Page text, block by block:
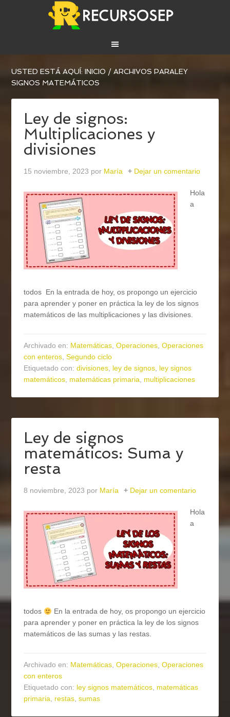
USTED ESTÁ AQUÍ:INICIO / ARCHIVOS PARALEY
SIGNOS MATEMÁTICOS
Ley de signos:
Multiplicaciones y
divisiones
15 noviembre, 2023 por María Dejar un comentario
Hola
a
todos En la entrada de hoy, os propongo un ejercicio
para aprender y poner en práctica la ley de los signos
matemáticos de las multiplicaciones y las divisiones.
Archivado en: Matemáticas,Operaciones,Operaciones
con enteros,Segundo ciclo
Etiquetado con:divisiones, ley de signos, ley signos
matemáticos, matemáticas primaria, multiplicaciones
Ley de signos
matemáticos: Suma y
resta
8 noviembre, 2023 por María Dejar un comentario
Hola
a
todos
En la entrada de hoy, os propongo un ejercicio
para aprender y poner en práctica la ley de los signos
matemáticos de las sumas y las restas.
Archivado en: Matemáticas,Operaciones,Operaciones
con enteros
Etiquetado con: ley signos matemáticos, matemáticas
primaria, restas,sumas